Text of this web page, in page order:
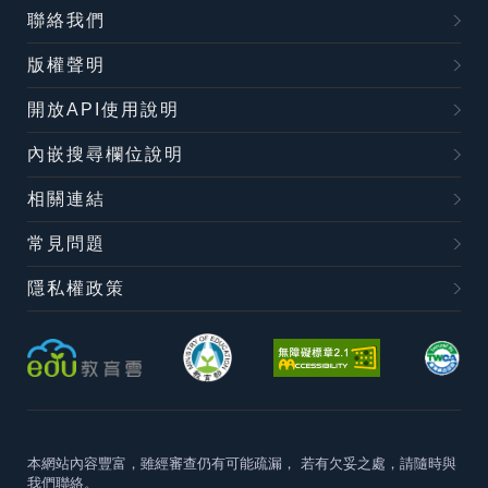
聯絡我們
版權聲明
開放API使用說明
內嵌搜尋欄位說明
相關連結
常見問題
隱私權政策
本網站內容豐富，雖經審查仍有可能疏漏， 若有欠妥之處，請隨時與
我們聯絡。